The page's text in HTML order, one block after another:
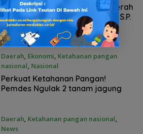
Desember 30, 2025
Dukung Ketahanan Pangan Daerah
Wabup Banyuasin Netta Indian, S.P.
Tinjau Lahan Pertanian Cabai
Daerah, Ekonomi, Ketahanan pangan
nasional, Nasional
Desember 25, 2025
Perkuat Ketahanan Pangan!
Pemdes Ngulak 2 tanam jagung
Daerah, Ketahanan pangan nasional,
News